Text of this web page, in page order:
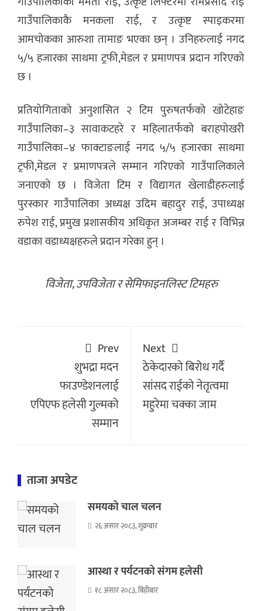
गाउँपालिकाकै मनकला राई, र उत्कृष्ट स्पाइकरमा
आमचोकका आरुशा तामाङ भएका छन् । उनिहरुलाई नगद
५/५ हजारका साथमा ट्रफी,मेडल र प्रमाणपत्र प्रदान गरिएको
छ ।
प्रतियोगिताको अनुशासित २ टिम पुरुषतर्फको खोटेहाङ
गाउँपालिका–३ सावाकटहरे र महिलातर्फको बराहपोखरी
गाउँपालिका–४ फाक्टाङलाई नगद ५/५ हजारका साथमा
ट्रफी,मेडल र प्रमाणपत्रले सम्मान गरिएको गाउँपालिकाले
जनाएको छ । विजेता टिम र विद्यागत खेलाडीहरुलाई
पुरस्कार गाउँपालिका अध्यक्ष उदिम बहादुर राई, उपाध्यक्ष
रुपेश राई, प्रमुख प्रशासकीय अधिकृत अजम्बर राई र विभिन्न
वडाका वडाध्यक्षहरुले प्रदान गरेका हुन् ।
विजेता, उपविजेता र सेमिफाइनलिस्ट टिमहरु
Prev
शुभद्रा मदन
फाउण्डेशनलाई
एपिएफ हलेसी गुल्मको
सम्मान
Next
ठेकेदारको बिरोध गर्दै
सांसद राईको नेतृत्वमा
महुरेमा चक्का जाम
ताजा अपडेट
समयको चाल चलन
२६ असार २०८३, शुक्रबार
आस्था र पर्यटनको संगम हलेसी
१८ असार २०८३, बिहीबार